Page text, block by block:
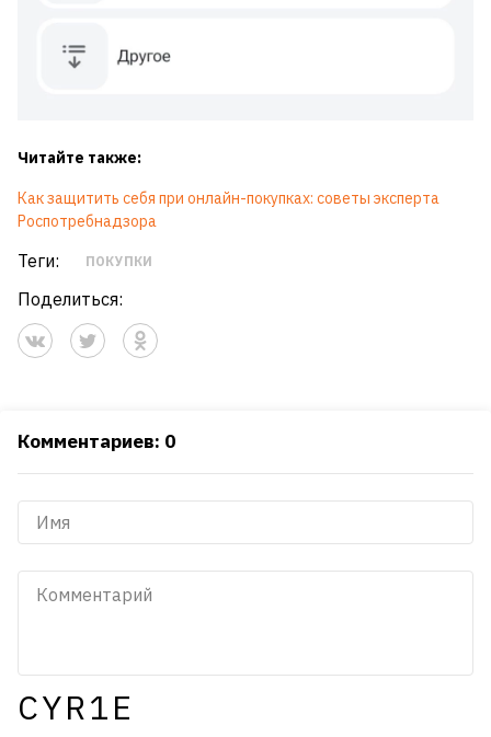
Читайте также:
Как защитить себя при онлайн-покупках: советы эксперта
Роспотребнадзора
Теги: ПОКУПКИ
Поделиться:
Комментариев: 0
CYR1E